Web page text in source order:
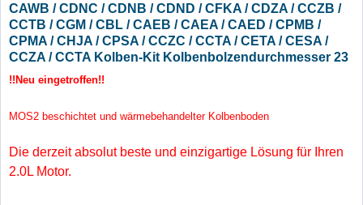
CAWB / CDNC / CDNB / CDND / CFKA / CDZA / CCZB /
CCTB / CGM / CBL / CAEB / CAEA / CAED / CPMB /
CPMA / CHJA / CPSA / CCZC / CCTA / CETA / CESA /
CCZA / CCTA Kolben-Kit Kolbenbolzendurchmesser 23
mm - Übermaß +0,25
!!Neu eingetroffen!!
MOS2 beschichtet und wärmebehandelter Kolbenboden
Die derzeit absolut beste und einzigartige Lösung für Ihren
2.0L Motor.